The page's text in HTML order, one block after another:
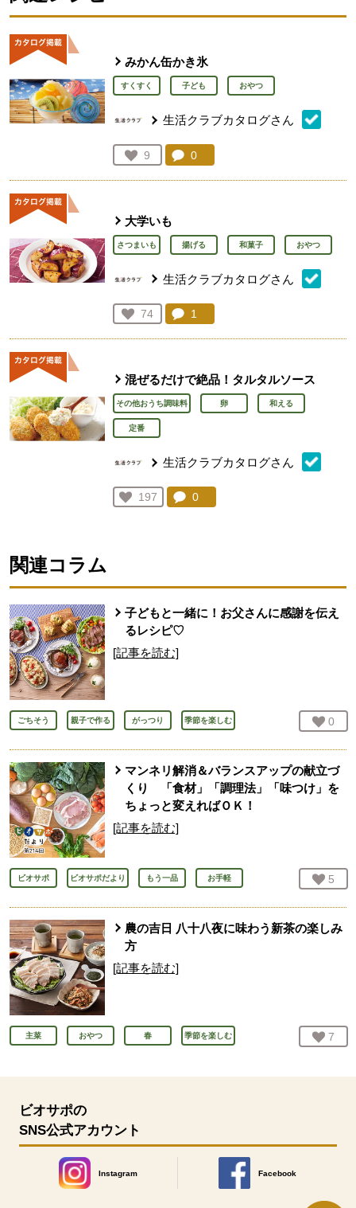
みかん缶かき氷
すくすく 子ども おやつ
生活クラブカタログさん
お気に入り登録：
9
人が登録
コメント：
0
大学いも
さつまいも 揚げる 和菓子 おやつ
生活クラブカタログさん
お気に入り登録：
74
人が登録
コメント：
1
混ぜるだけで絶品！タルタルソース
その他おうち調味料 卵 和える
定番
生活クラブカタログさん
お気に入り登録：
197
人が登録
コメント：
0
関連コラム
子どもと一緒に！お父さんに感謝を伝え
るレシピ♡
[記事を読む]
ごちそう 親子で作る がっつり 季節を楽しむ お気
0
マンネリ解消＆バランスアップの献立づ
くり 「食材」「調理法」「味つけ」を
ちょっと変えればＯＫ！
[記事を読む]
ビオサポ ビオサポだより もう一品 お手軽 お気
5
農の吉日 八十八夜に味わう新茶の楽しみ
方
[記事を読む]
主菜 おやつ 春 季節を楽しむ お気
7
ビオサポの
SNS公式アカウント
Instagram
別のウィンドウで開きます。
Facebook
別のウィンドウで開きます